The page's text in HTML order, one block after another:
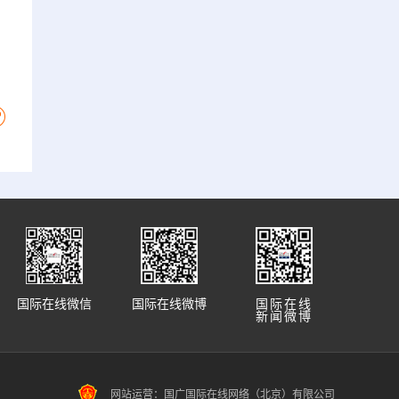
国际在线
新闻微博
国际在线微博
国际在线微信
网站运营：国广国际在线网络（北京）有限公司